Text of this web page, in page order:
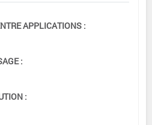
APPLICATIONS :
:
: